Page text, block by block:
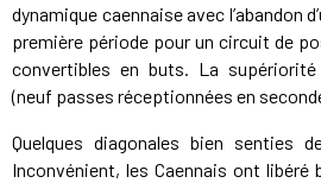
dynamique caennaise avec
première période pour un circuit de
convertibles en buts. La
(neuf passes réceptionnées en
Quelques diagonales bien
Inconvénient, les Caennais ont